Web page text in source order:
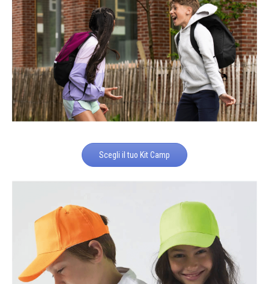
Scegli il tuo Kit Camp